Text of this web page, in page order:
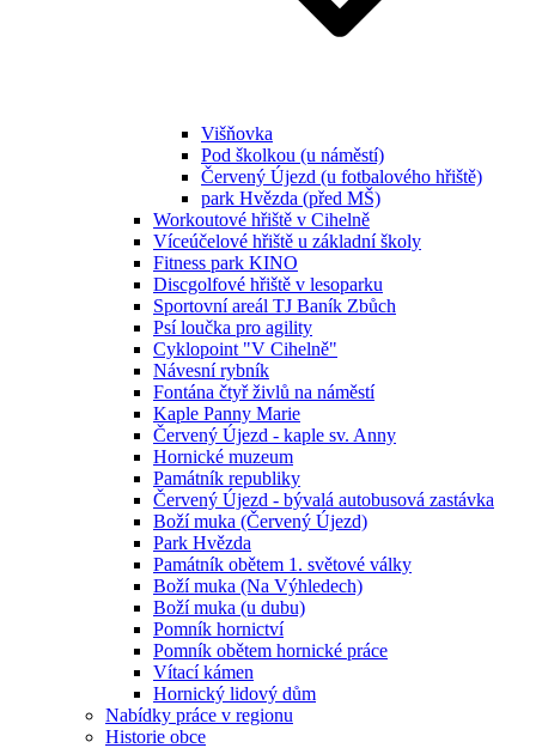
Višňovka
Pod školkou (u náměstí)
Červený Újezd (u fotbalového hřiště)
park Hvězda (před MŠ)
Workoutové hřiště v Cihelně
Víceúčelové hřiště u základní školy
Fitness park KINO
Discgolfové hřiště v lesoparku
Sportovní areál TJ Baník Zbůch
Psí loučka pro agility
Cyklopoint "V Cihelně"
Návesní rybník
Fontána čtyř živlů na náměstí
Kaple Panny Marie
Červený Újezd - kaple sv. Anny
Hornické muzeum
Památník republiky
Červený Újezd - bývalá autobusová zastávka
Boží muka (Červený Újezd)
Park Hvězda
Památník obětem 1. světové války
Boží muka (Na Výhledech)
Boží muka (u dubu)
Pomník hornictví
Pomník obětem hornické práce
Vítací kámen
Hornický lidový dům
Nabídky práce v regionu
Historie obce